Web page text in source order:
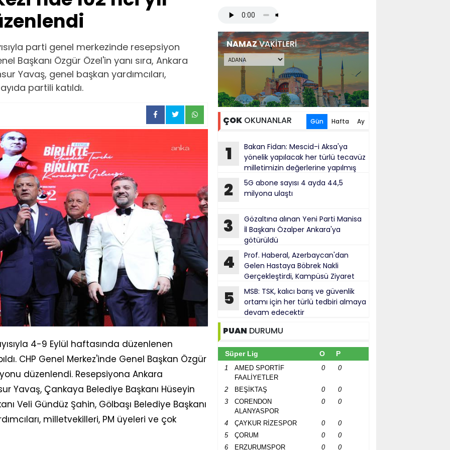
parti genel merkezinde resepsiyon
Başkanı Özgür Özel'in yanı sıra, Ankara
Yavaş, genel başkan yardımcıları,
partili katıldı.
4-9 Eylül haftasında düzenlenen
CHP Genel Merkez'inde Genel Başkan Özgür
düzenlendi. Resepsiyona Ankara
Yavaş, Çankaya Belediye Başkanı Hüseyin
Veli Gündüz Şahin, Gölbaşı Belediye Başkanı
milletvekilleri, PM üyeleri ve çok
NAMAZVAKİTLERİ
ÇOK OKUNANLAR Gün Hafta Ay
1
Bakan Fidan: Mescid-i Aksa'ya
yönelik yapılacak her türlü tecavüz
milletimizin değerlerine yapılmış
kabul ediliyor
2
5G abone sayısı 4 ayda 44,5
milyona ulaştı
3
Gözaltına alınan Yeni Parti Manisa
İl Başkanı Özalper Ankara'ya
götürüldü
4
Prof. Haberal, Azerbaycan'dan
Gelen Hastaya Böbrek Nakli
Gerçekleştirdi, Kampüsü Ziyaret
5
MSB: TSK, kalıcı barış ve güvenlik
ortamı için her türlü tedbiri almaya
devam edecektir
PUAN DURUMU
Süper Lig O P
1
AMED SPORTİF
FAALİYETLER
0 0
2 BEŞİKTAŞ 0
0
3
CORENDON
ALANYASPOR
0 0
4 ÇAYKUR RİZESPOR 0
0
5
ÇORUM 0
0
6
ERZURUMSPOR 0 0